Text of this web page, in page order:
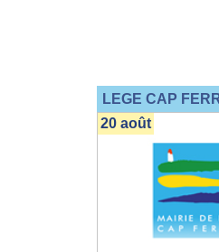
LEGE CAP
20 août